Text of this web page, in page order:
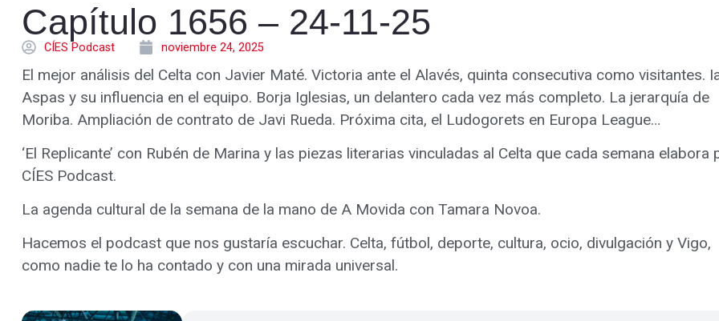
Capítulo 1656 – 24-11-25
CÍES Podcast noviembre 24, 2025
El mejor análisis del Celta con Javier Maté. Victoria ante el Alavés, quinta consecutiva como visitantes.
Aspas y su influencia en el equipo. Borja Iglesias, un delantero cada vez más completo. La jerarquía de
Moriba. Ampliación de contrato de Javi Rueda. Próxima cita, el Ludogorets en Europa League…
‘El Replicante’ con Rubén de Marina y las piezas literarias vinculadas al Celta que cada semana elabora
CÍES Podcast.
La agenda cultural de la semana de la mano de A Movida con Tamara Novoa.
Hacemos el podcast que nos gustaría escuchar. Celta, fútbol, deporte, cultura, ocio, divulgación y Vigo,
como nadie te lo ha contado y con una mirada universal.